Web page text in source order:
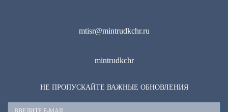
mtisr@mintrudkchr.ru
mintrudkchr
НЕ ПРОПУСКАЙТЕ ВАЖНЫЕ ОБНОВЛЕНИЯ
Ваш